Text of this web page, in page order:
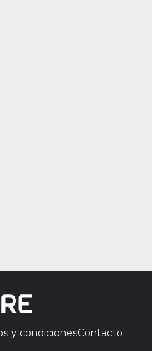
y condicionesContacto